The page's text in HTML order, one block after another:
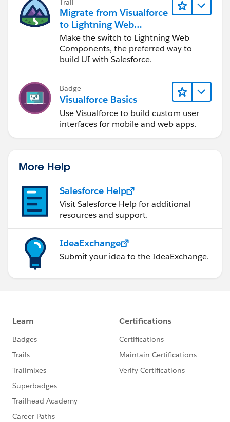
Trail
Migrate from Visualforce
to Lightning Web
Components
Make the switch to Lightning Web
Components, the preferred way to
build UI with Salesforce.
Badge
Visualforce Basics
Use Visualforce to build custom user
interfaces for mobile and web apps.
More Help
Salesforce Help
Visit Salesforce Help for additional
resources and support.
IdeaExchange
Submit your idea to the IdeaExchange.